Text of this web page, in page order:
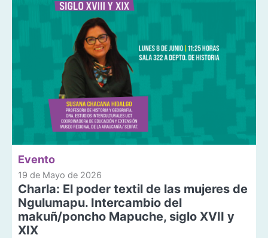
Evento
19 de Mayo de 2026
Charla: El poder textil de las mujeres de
Ngulumapu. Intercambio del
makuñ/poncho Mapuche, siglo XVII y
XIX